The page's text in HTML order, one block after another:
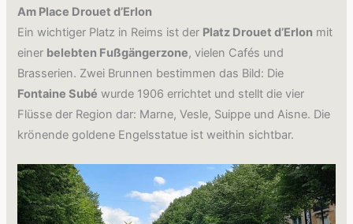
Am Place Drouet d’Erlon
Ein wichtiger Platz in Reims ist der Platz Drouet d’Erlon mit
einer belebten Fußgängerzone, vielen Cafés und
Brasserien. Zwei Brunnen bestimmen das Bild: Die
Fontaine Subé wurde 1906 errichtet und stellt die vier
Flüsse der Region dar: Marne, Vesle, Suippe und Aisne. Die
krönende goldene Engelsstatue ist weithin sichtbar.